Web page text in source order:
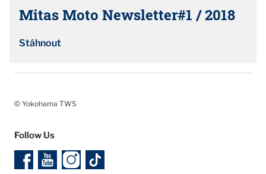
Mitas Moto Newsletter#1 / 2018
Stáhnout
© Yokohama TWS
Follow Us